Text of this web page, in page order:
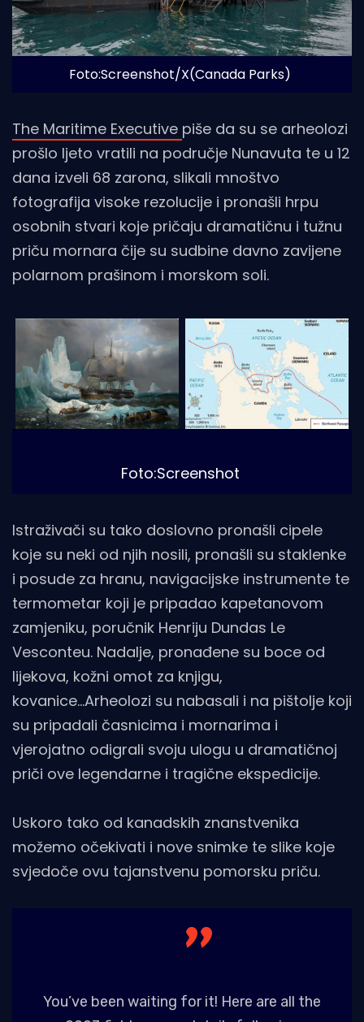
Foto:Screenshot/X(Canada Parks)
The Maritime Executive piše da su se arheolozi
prošlo ljeto vratili na područje Nunavuta te u 12
dana izveli 68 zarona, slikali mnoštvo
fotografija visoke rezolucije i pronašli hrpu
osobnih stvari koje pričaju dramatičnu i tužnu
priču mornara čije su sudbine davno zavijene
polarnom prašinom i morskom soli.
Foto:Screenshot
Istraživači su tako doslovno pronašli cipele
koje su neki od njih nosili, pronašli su staklenke
i posude za hranu, navigacijske instrumente te
termometar koji je pripadao kapetanovom
zamjeniku, poručnik Henriju Dundas Le
Vesconteu. Nadalje, pronađene su boce od
lijekova, kožni omot za knjigu,
kovanice...Arheolozi su nabasali i na pištolje koji
su pripadali časnicima i mornarima i
vjerojatno odigrali svoju ulogu u dramatičnoj
priči ove legendarne i tragične ekspedicije.
Uskoro tako od kanadskih znanstvenika
možemo očekivati i nove snimke te slike koje
svjedoče ovu tajanstvenu pomorsku priču.
You’ve been waiting for it! Here are all the